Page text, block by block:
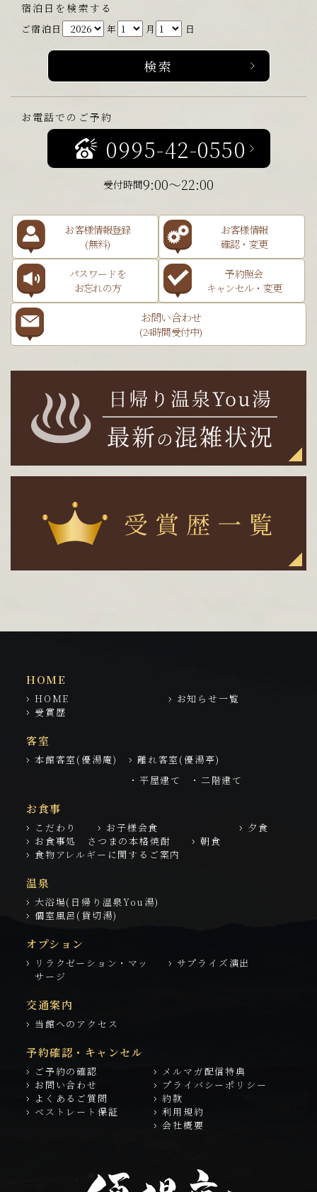
宿泊日を検索する
ご宿泊日 年 月 日
お電話でのご予約
0995-42-0550
受付時間9:00～22:00
お客様情報登録
(無料)
お客様情報
確認・変更
パスワードを
お忘れの方
予約照会
キャンセル・変更
お問い合わせ
(24時間受付中)
HOME
HOME
お知らせ一覧
受賞歴
客室
本館客室(優湯庵)
離れ客室(優湯亭)
・平屋建て
・二階建て
お食事
こだわり お子様会食
夕食
お食事処 さつまの本格焼酎
朝食
食物アレルギーに関するご案内
温泉
大浴場(日帰り温泉You湯)
個室風呂(貸切湯)
オプション
リラクゼーション・マッ
サージ
サプライズ演出
交通案内
当館へのアクセス
予約確認・キャンセル
ご予約の確認
メルマガ配信特典
お問い合わせ
プライバシーポリシー
よくあるご質問
約款
ベストレート保証
利用規約
会社概要